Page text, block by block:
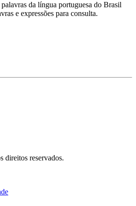
da língua portuguesa do Brasil
e expressões para consulta.
direitos reservados.